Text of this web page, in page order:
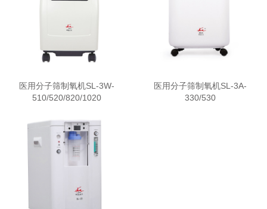
医用分子筛制氧机SL-3W-
510/520/820/1020
医用分子筛制氧机SL-3A-
330/530